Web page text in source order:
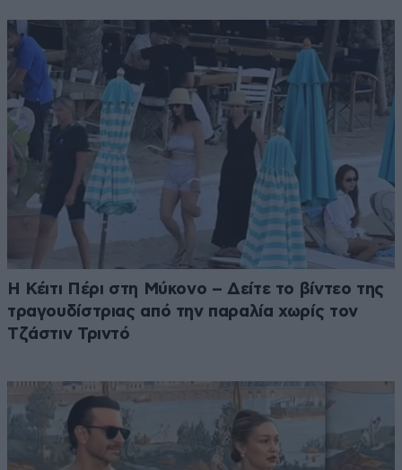
Η Κέιτι Πέρι στη Μύκονο – Δείτε το βίντεο της
τραγουδίστριας από την παραλία χωρίς τον
Τζάστιν Τριντό